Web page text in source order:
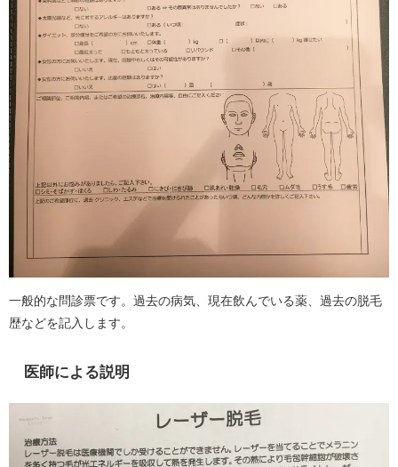
一般的な問診票です。過去の病気、現在飲んでいる薬、過去の脱毛
歴などを記入します。
医師による説明